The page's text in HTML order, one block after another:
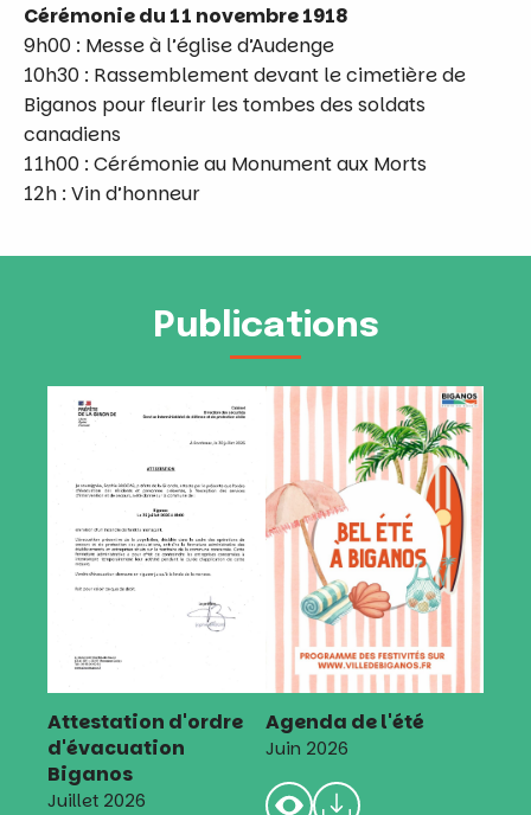
Cérémonie du 11 novembre 1918
9h00 : Messe à l’église d’Audenge
10h30 : Rassemblement devant le cimetière de
Biganos pour fleurir les tombes des soldats
canadiens
11h00 : Cérémonie au Monument aux Morts
12h : Vin d’honneur
Publications
Attestation d'ordre
d'évacuation
Biganos
Juillet 2026
Agenda de l'été
Juin 2026